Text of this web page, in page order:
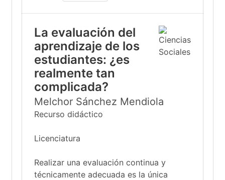
La evaluación del
aprendizaje de los
estudiantes: ¿es
realmente tan
complicada?
Melchor Sánchez Mendiola
Recurso didáctico
Licenciatura
Realizar una evaluación continua y
técnicamente adecuada es la única